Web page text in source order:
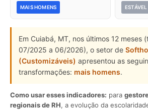
MAIS HOMENS ESTÁVEL
Em Cuiabá, MT, nos últimos 12 meses
07/2025 a 06/2026), o setor de
(Customizáveis) apresentou as
transformações: mais homens.
Como usar esses indicadores: para
regionais de RH, a evolução da